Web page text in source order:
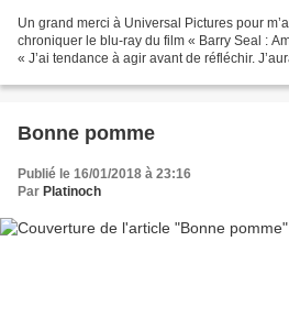
Un grand merci à Universal Pictures pour
chroniquer le blu-ray du film « Barry Seal :
« J’ai tendance à agir avant de réfléchir.
Bonne pomme
Publié le 16/01/2018 à 23:16
Par Platinoch